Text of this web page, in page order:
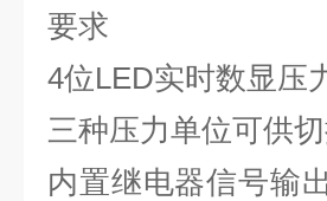
要求
4位LED实时数显压
三种压力单位可供切
内置继电器信号输